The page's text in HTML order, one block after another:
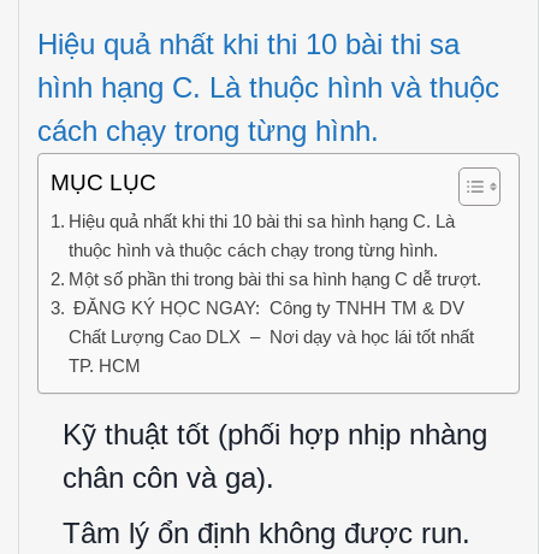
Hiệu quả nhất khi thi 10 bài thi sa
hình hạng C. Là thuộc hình và thuộc
cách chạy trong từng hình.
MỤC LỤC
Hiệu quả nhất khi thi 10 bài thi sa hình hạng C. Là
thuộc hình và thuộc cách chạy trong từng hình.
Một số phần thi trong bài thi sa hình hạng C dễ trượt.
ĐĂNG KÝ HỌC NGAY: Công ty TNHH TM & DV
Chất Lượng Cao DLX – Nơi dạy và học lái tốt nhất
TP. HCM
Kỹ thuật tốt (phối hợp nhịp nhàng
chân côn và ga).
Tâm lý ổn định không được run.